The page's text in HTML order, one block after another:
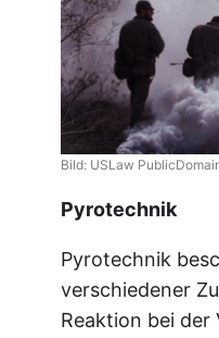
Bild: USLaw
Pyrotechnik
Pyrotechnik
verschiedener
Reaktion bei der